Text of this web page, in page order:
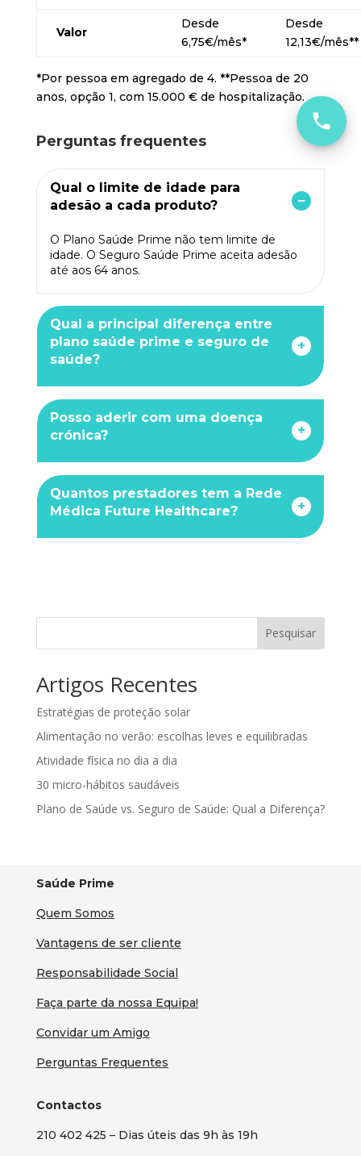
Valor
Desde
6,75€/mês*
Desde
12,13€/mês**
*Por pessoa em agregado de 4. **Pessoa de 20
anos, opção 1, com 15.000 € de hospitalização.
Perguntas frequentes
Qual o limite de idade para
adesão a cada produto?
O Plano Saúde Prime não tem limite de
idade. O Seguro Saúde Prime aceita adesão
até aos 64 anos.
Qual a principal diferença entre
plano saúde prime e seguro de
saúde?
+
Posso aderir com uma doença
crónica?
+
Quantos prestadores tem a Rede
Médica Future Healthcare?
+
Pesquisar
Artigos Recentes
Estratégias de proteção solar
Alimentação no verão: escolhas leves e equilibradas
Atividade física no dia a dia
30 micro-hábitos saudáveis
Plano de Saúde vs. Seguro de Saúde: Qual a Diferença?
Saúde Prime
Quem Somos
Vantagens de ser cliente
Responsabilidade Social
Faça parte da nossa Equipa!
Convidar um Amigo
Perguntas Frequentes
Contactos
210 402 425 – Dias úteis das 9h às 19h